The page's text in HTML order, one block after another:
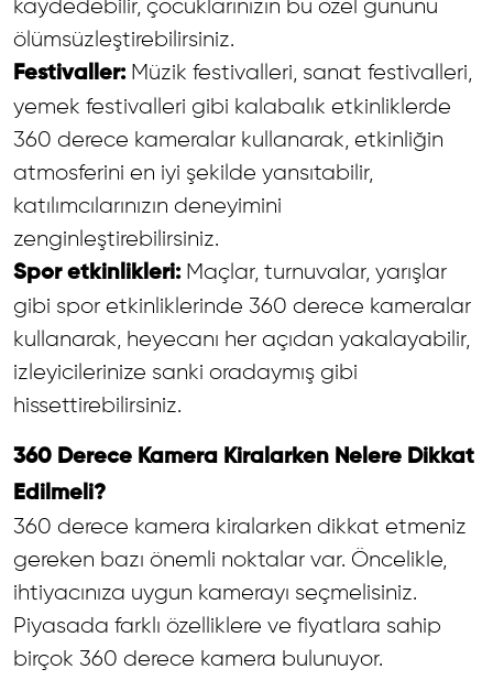
kaydedebilir, çocuklarınızın bu özel gününü
ölümsüzleştirebilirsiniz.
Festivaller:Müzik festivalleri, sanat festivalleri,
yemek festivalleri gibi kalabalık etkinliklerde
360 derece kameralar kullanarak, etkinliğin
atmosferini en iyi şekilde yansıtabilir,
katılımcılarınızın deneyimini
zenginleştirebilirsiniz.
Spor etkinlikleri:Maçlar, turnuvalar, yarışlar
gibi spor etkinliklerinde 360 derece kameralar
kullanarak, heyecanı her açıdan yakalayabilir,
izleyicilerinize sanki oradaymış gibi
hissettirebilirsiniz.
360 Derece Kamera Kiralarken Nelere Dikkat
Edilmeli?
360 derece kamera kiralarken dikkat etmeniz
gereken bazı önemli noktalar var. Öncelikle,
ihtiyacınıza uygun kamerayı seçmelisiniz.
Piyasada farklı özelliklere ve fiyatlara sahip
birçok 360 derece kamera bulunuyor.